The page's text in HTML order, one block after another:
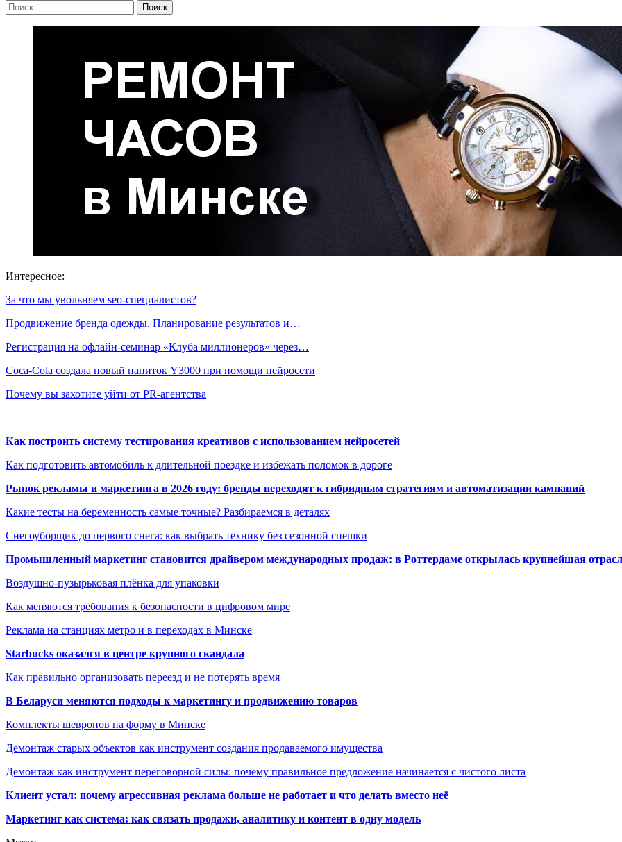
Интересное:
За что мы увольняем seo-специалистов?
Продвижение бренда одежды. Планирование результатов и…
Регистрация на офлайн-семинар «Клуба миллионеров» через…
Coca-Cola создала новый напиток Y3000 при помощи нейросети
Почему вы захотите уйти от PR-агентства
Как построить систему тестирования креативов с использованием нейросетей
Как подготовить автомобиль к длительной поездке и избежать поломок в дороге
Рынок рекламы и маркетинга в 2026 году: бренды переходят к гибридным стратегиям и автоматизации кампаний
Какие тесты на беременность самые точные? Разбираемся в деталях
Снегоуборщик до первого снега: как выбрать технику без сезонной спешки
Промышленный маркетинг становится драйвером международных продаж: в Роттердаме открылась крупнейшая
Воздушно-пузырьковая плёнка для упаковки
Как меняются требования к безопасности в цифровом мире
Реклама на станциях метро и в переходах в Минске
Starbucks оказался в центре крупного скандала
Как правильно организовать переезд и не потерять время
В Беларуси меняются подходы к маркетингу и продвижению товаров
Комплекты шевронов на форму в Минске
Демонтаж старых объектов как инструмент создания продаваемого имущества
Демонтаж как инструмент переговорной силы: почему правильное предложение начинается с чистого листа
Клиент устал: почему агрессивная реклама больше не работает и что делать вместо неё
Маркетинг как система: как связать продажи, аналитику и контент в одну модель